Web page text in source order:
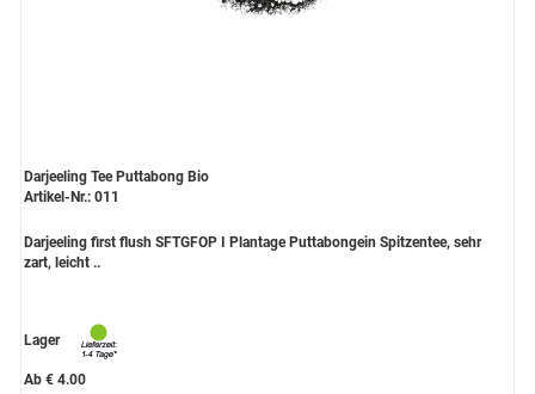
Darjeeling Tee Puttabong Bio
Artikel-Nr.: 011
Darjeeling first flush SFTGFOP I Plantage Puttabongein Spitzentee, sehr
zart, leicht ..
Lager
Ab € 4.00